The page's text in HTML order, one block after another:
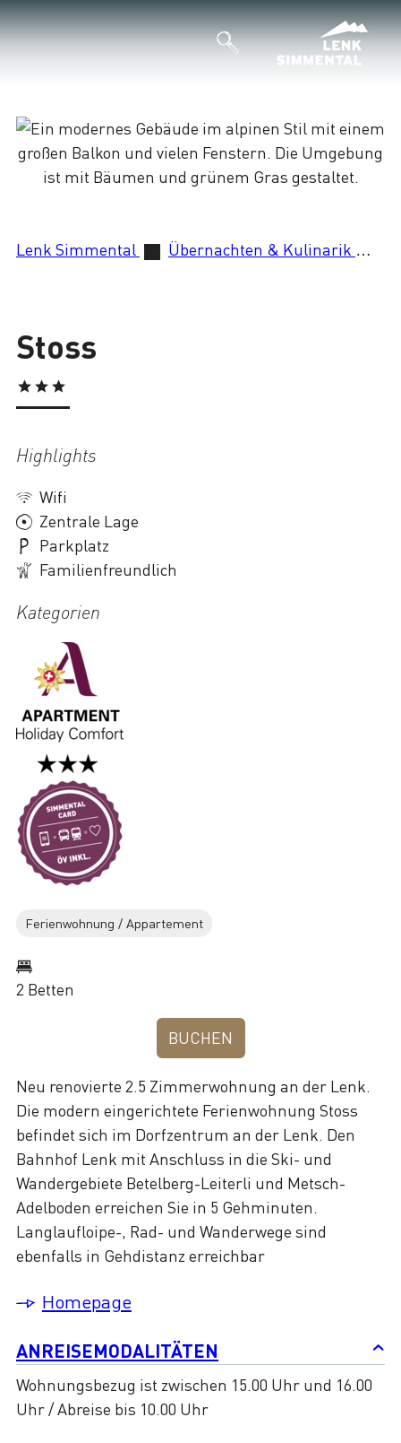
Lade
Lenk Simmental Übernachten & Kulinarik
Stoss
Highlights
Wifi
Zentrale Lage
Parkplatz
Familienfreundlich
Kategorien
Ferienwohnung / Appartement
2 Betten
BUCHEN
Neu renovierte 2.5 Zimmerwohnung an der Lenk.
Die modern eingerichtete Ferienwohnung Stoss
befindet sich im Dorfzentrum an der Lenk. Den
Bahnhof Lenk mit Anschluss in die Ski- und
Wandergebiete Betelberg-Leiterli und Metsch-
Adelboden erreichen Sie in 5 Gehminuten.
Langlaufloipe-, Rad- und Wanderwege sind
ebenfalls in Gehdistanz erreichbar
Homepage
ANREISEMODALITÄTEN
Wohnungsbezug ist zwischen 15.00 Uhr und 16.00
Uhr / Abreise bis 10.00 Uhr